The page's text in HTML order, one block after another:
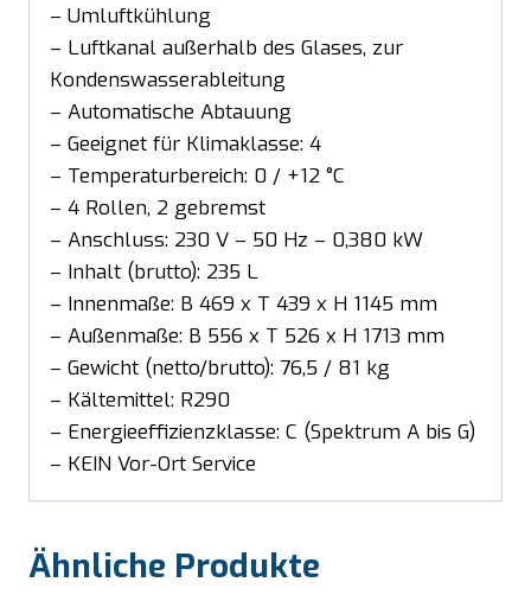
– Umluftkühlung
– Luftkanal außerhalb des Glases, zur
Kondenswasserableitung
– Automatische Abtauung
– Geeignet für Klimaklasse: 4
– Temperaturbereich: 0 / +12 °C
– 4 Rollen, 2 gebremst
– Anschluss: 230 V – 50 Hz – 0,380 kW
– Inhalt (brutto): 235 L
– Innenmaße: B 469 x T 439 x H 1145 mm
– Außenmaße: B 556 x T 526 x H 1713 mm
– Gewicht (netto/brutto): 76,5 / 81 kg
– Kältemittel: R290
– Energieeffizienzklasse: C (Spektrum A bis G)
– KEIN Vor-Ort Service
Ähnliche Produkte